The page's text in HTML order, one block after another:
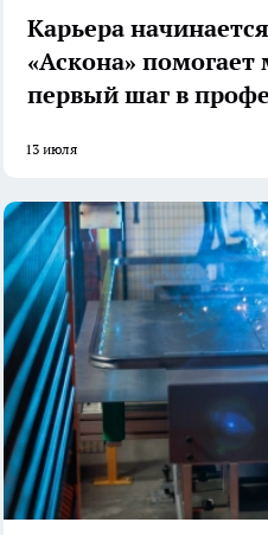
Карьера
«Аскона»
первый шаг в
13 июля